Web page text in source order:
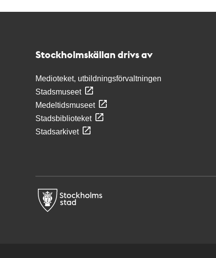
Stockholmskällan drivs av
Medioteket, utbildningsförvaltningen
Stadsmuseet
Medeltidsmuseet
Stadsbiblioteket
Stadsarkivet